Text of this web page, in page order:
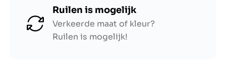
Ruilen is mogelijk
Verkeerde maat of kleur?
Ruilen is mogelijk!